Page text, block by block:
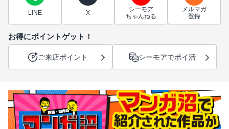
LINE X
シーモア
ちゃんねる
メルマガ
登録
お得にポイントゲット！
ご来店ポイント シーモアでポイ活